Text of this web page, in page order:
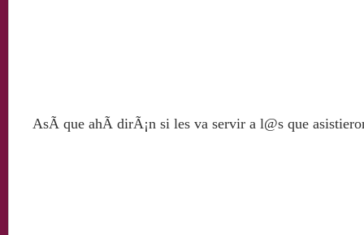
AsÃ­ que ahÃ­ dirÃ¡n si les va servir a l@s que